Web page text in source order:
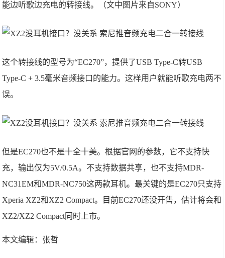
能边听歌边充电的转接线。（文中图片来自SONY）
这个转接线的型号为“EC270”，提供了USB Type-C转USB
Type-C + 3.5毫米音频接口的能力。这样用户就能听歌充电两不
误。
但是EC270也不是十全十美。根据官网的参数，它不支持快
充，输出仅为5V/0.5A。不支持数据共享，也不支持MDR-
NC31EM和MDR-NC750这两款耳机。最关键的是EC270只支持
Xperia XZ2和XZ2 Compact。目前EC270还没开售，估计将会和
XZ2/XZ2 Compact同时上市。
本文编辑：张哲